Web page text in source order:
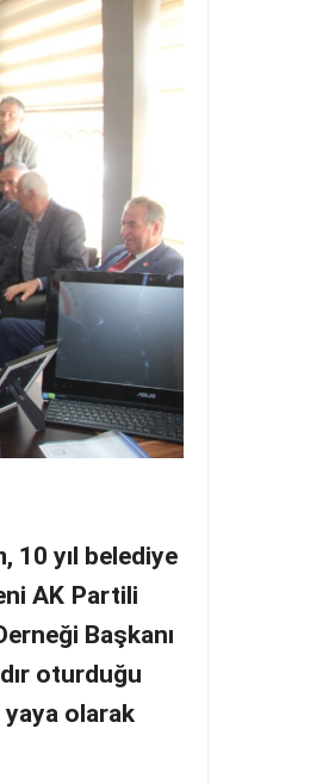
10 yıl belediye
AK Partili
Başkanı
oturduğu
yaya olarak